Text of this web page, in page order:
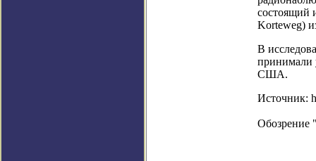
состоящий
Korteweg)
В
принимали
США.
Источник:
Обозрение